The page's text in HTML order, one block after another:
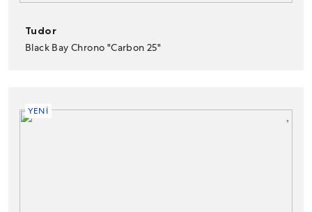
Tudor
Black Bay Chrono "Carbon 25"
YENİ